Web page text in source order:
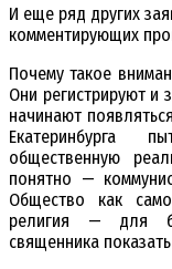
И еще ряд других
комментирующих
Почему такое
Они регистрируют и
начинают
Екатеринбурга
общественную
понятно —
Общество как
религия — для
священника